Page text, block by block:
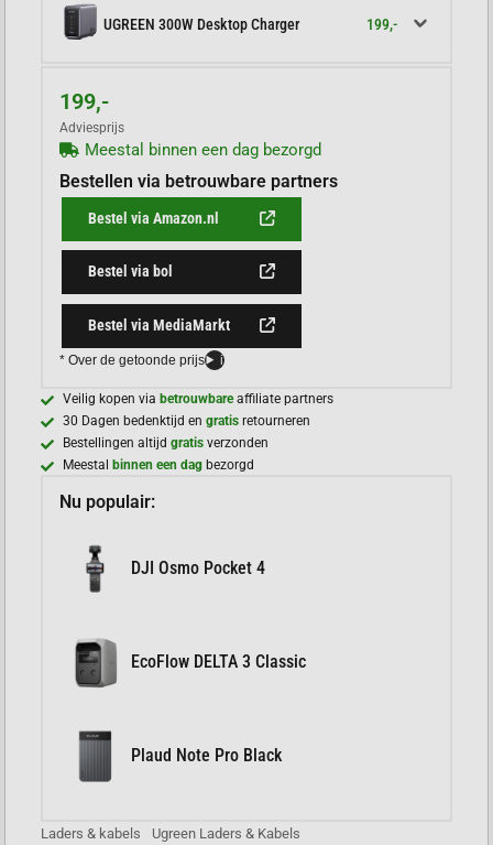
UGREEN 300W Desktop Charger 199,-
199,-
Adviesprijs
Meestal binnen een dag bezorgd
Bestellen via betrouwbare partners
Bestel via Amazon.nl
Bestel via bol
Bestel via MediaMarkt
* Over de getoonde prijs i
Veilig kopen viabetrouwbareaffiliate partners
30 Dagen bedenktijd engratis retourneren
Bestellingen altijdgratisverzonden
Meestalbinnen een dag bezorgd
Nu populair:
DJI Osmo Pocket 4
EcoFlow DELTA 3 Classic
Plaud Note Pro Black
Laders & kabels Ugreen Laders & Kabels